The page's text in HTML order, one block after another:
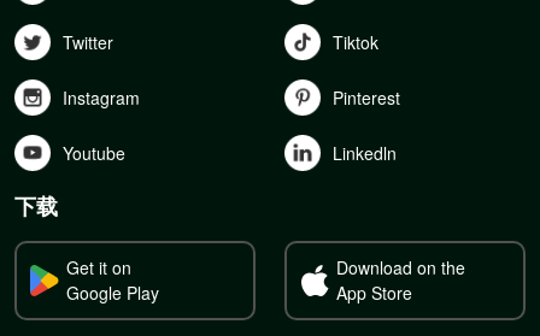
Twitter Tiktok
Instagram Pinterest
Youtube Linkedln
下载
Get it on
Google Play
Download on the
App Store